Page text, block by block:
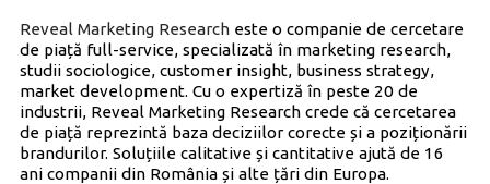
Reveal Marketing Researcheste o companie de cercetare
de piață full-service, specializată în marketing research,
studii sociologice, customer insight, business strategy,
market development. Cu o expertiză în peste 20 de
industrii, Reveal Marketing Research crede că cercetarea
de piață reprezintă baza deciziilor corecte și a poziționării
brandurilor. Soluțiile calitative și cantitative ajută de 16
ani companii din România și alte țări din Europa.